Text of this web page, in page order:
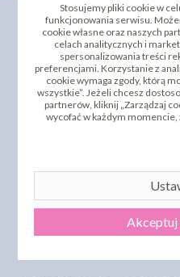
INFORMACJE
Kontakt
Dostawa i koszty wysyłki
Regulamin
Strona główna
Odbiór osobisty
Polityka Prywatności
Certyfikaty i Dokumentacje
KSeF
Pliki pomocy technicznej
Stosujemy pliki cookie w
funkcjonowania serwisu.
cookie własne oraz naszych
celach analitycznych i
spersonalizowania treści
preferencjami. Korzystanie z
cookie wymaga zgody, którą
wszystkie”. Jeżeli chcesz
partnerów, kliknij „Zarządzaj
wycofać w każdym
Akceptuj